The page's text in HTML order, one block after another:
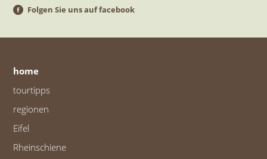
Folgen Sie uns auf facebook
home
tourtipps
regionen
Eifel
Rheinschiene